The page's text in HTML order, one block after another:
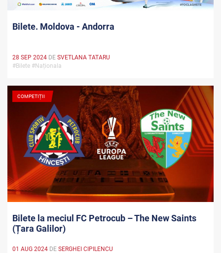
Bilete. Moldova - Andorra
28 SEP 2024 DE SVETLANA TATARU
#Bilete #Naționala
COMPETIȚII
Bilete la meciul FC Petrocub – The New Saints
(Țara Galilor)
01 AUG 2024 DE SERGHEI CIPILENCU